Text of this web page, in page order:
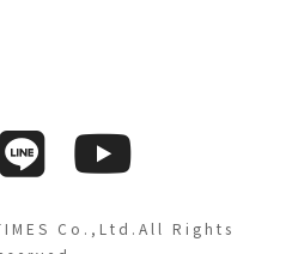
Co.,Ltd.All Rights